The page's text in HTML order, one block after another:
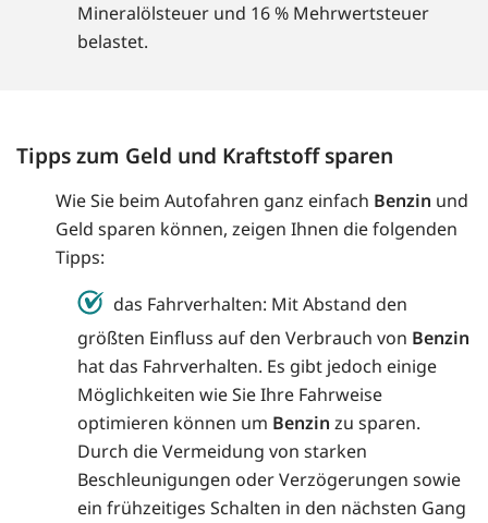
Mineralölsteuer und 16 % Mehrwertsteuer
belastet.
Tipps zum Geld und Kraftstoff sparen
Wie Sie beim Autofahren ganz einfach Benzin und
Geld sparen können, zeigen Ihnen die folgenden
Tipps:
das Fahrverhalten: Mit Abstand den
größten Einfluss auf den Verbrauch von Benzin
hat das Fahrverhalten. Es gibt jedoch einige
Möglichkeiten wie Sie Ihre Fahrweise
optimieren können um Benzin zu sparen.
Durch die Vermeidung von starken
Beschleunigungen oder Verzögerungen sowie
ein frühzeitiges Schalten in den nächsten Gang